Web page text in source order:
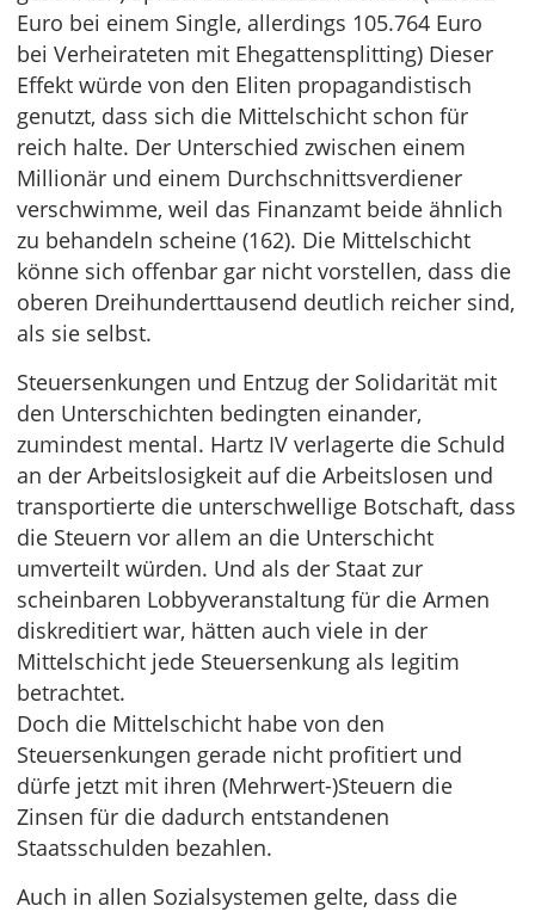
Euro bei einem Single, allerdings 105.764 Euro
bei Verheirateten mit Ehegattensplitting) Dieser
Effekt würde von den Eliten propagandistisch
genutzt, dass sich die Mittelschicht schon für
reich halte. Der Unterschied zwischen einem
Millionär und einem Durchschnittsverdiener
verschwimme, weil das Finanzamt beide ähnlich
zu behandeln scheine (162). Die Mittelschicht
könne sich offenbar gar nicht vorstellen, dass die
oberen Dreihunderttausend deutlich reicher sind,
als sie selbst.
Steuersenkungen und Entzug der Solidarität mit
den Unterschichten bedingten einander,
zumindest mental. Hartz IV verlagerte die Schuld
an der Arbeitslosigkeit auf die Arbeitslosen und
transportierte die unterschwellige Botschaft, dass
die Steuern vor allem an die Unterschicht
umverteilt würden. Und als der Staat zur
scheinbaren Lobbyveranstaltung für die Armen
diskreditiert war, hätten auch viele in der
Mittelschicht jede Steuersenkung als legitim
betrachtet.
Doch die Mittelschicht habe von den
Steuersenkungen gerade nicht profitiert und
dürfe jetzt mit ihren (Mehrwert-)Steuern die
Zinsen für die dadurch entstandenen
Staatsschulden bezahlen.
Auch in allen Sozialsystemen gelte, dass die